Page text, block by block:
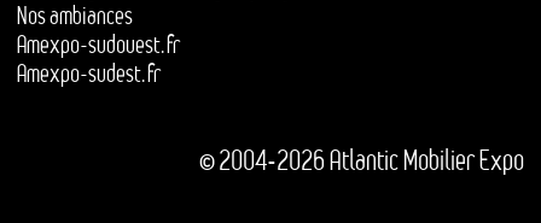
Nos ambiances
Amexpo-sudouest.fr
Amexpo-sudest.fr
© 2004-2026 Atlantic Mobilier Expo